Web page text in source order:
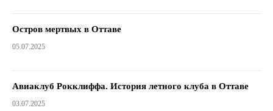
Остров мертвых в Оттаве
05.07.2025
Авиаклуб Рокклиффа. История летного клуба в Оттаве
03.07.2025